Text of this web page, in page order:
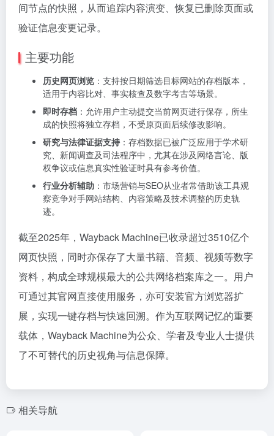
间节点的快照，从而追踪内容演变、恢复已删除页面或
验证信息变更记录。
主要功能
历史网页浏览 ：支持按日期筛选目标网站的存档版本，
适用于内容比对、事实核查及数字考古等场景。
即时存档 ：允许用户主动提交当前网页进行保存，所生
成的快照将独立存档，不受原页面后续修改影响。
研究与法律证据支持 ：存档数据已被广泛应用于学术研
究、新闻调查及司法程序中，尤其在涉及网络言论、版
权争议或信息真实性验证时具有参考价值。
行业分析辅助 ：市场营销与SEO从业者常借助该工具观
察竞争对手网站结构、内容策略及技术调整的历史轨
迹。
截至2025年，Wayback Machine已收录超过3510亿个
网页快照，同时亦保存了大量书籍、音频、视频等数字
资料，构成全球规模最大的公共网络档案库之一。用户
可通过其官网直接使用服务，亦可安装官方浏览器扩
展，实现一键存档与快速回溯。作为互联网记忆的重要
载体，Wayback Machine为公众、学者及专业人士提供
了不可替代的历史视角与信息保障。
相关导航